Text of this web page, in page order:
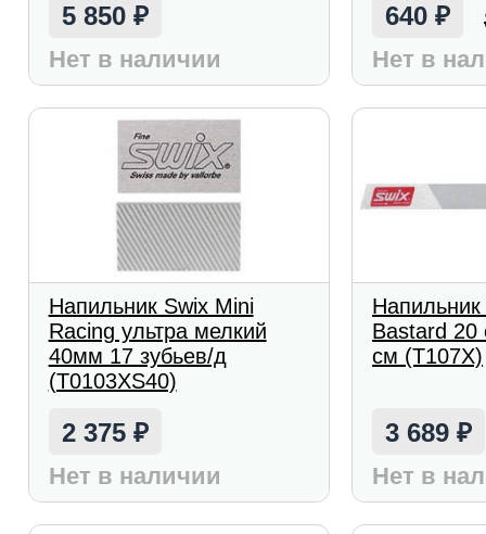
5 850 ₽
Нет в наличии
640₽
Нет в
Напильник Swix Mini
Racing ультра мелкий
40мм 17 зубьев/д
(T0103XS40)
2 375 ₽
Нет в наличии
Bastard 20
см (T107X)
3 689₽
Нет в